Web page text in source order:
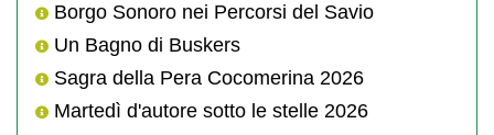
Borgo Sonoro nei Percorsi del Savio
Un Bagno di Buskers
Sagra della Pera Cocomerina 2026
Martedì d'autore sotto le stelle 2026